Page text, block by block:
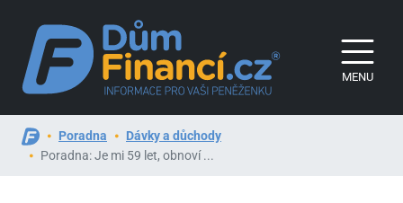
MENU
Poradna
Dávky a důchody
Poradna: Je mi 59 let, obnoví ...